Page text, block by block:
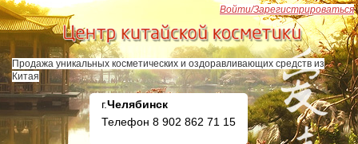
Перейти к основному содержанию
Продажа уникальных косметических и оздоравливающих средств из
Китая
г.Челябинск
Телефон 8 902 862 71 15
Войти/Зарегистрироваться